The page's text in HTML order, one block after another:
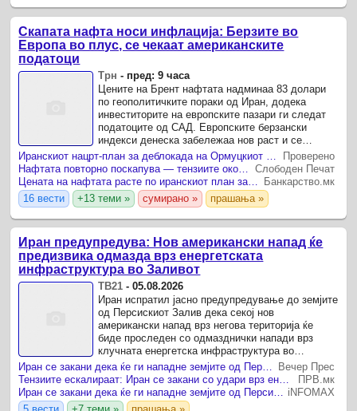
Скапата нафта носи инфлација: Берзите во
Европа во плус, се чекаат американските
податоци
Трн - пред: 9 часа
Цените на Брент нафтата надминаа 83 долари
по геополитичките пораки од Иран, додека
инвеститорите на европските пазари ги следат
податоците од САД. Европските берзански
индекси денеска забележаа нов раст и се
приближија до рекордни нивоа, додека цената на
суровата нафта Брент се ...
Проверено
Слободен Печат
Банкарство.мк
16 вести
+13 теми » сумирано » прашања »
Иран предупредува: Нов американски напад ќе
предизвика одмазда врз енергетската
инфраструктура во Заливот
ТВ21 -05.08.2026
Иран испратил јасно предупредување до земјите
од Персискиот Залив дека секој нов
американски напад врз негова територија ќе
биде проследен со одмазднички напади врз
клучната енергетска инфраструктура во
регионот.
Вечер Прес
ПРВ.мк
iNFOMAX